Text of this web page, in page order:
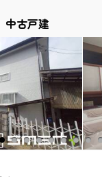
古戸建